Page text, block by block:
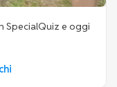
SpecialQuiz e oggi